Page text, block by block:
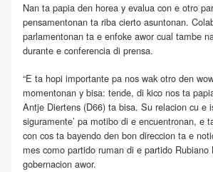
Nan ta papia den horea y evalua con e otro
pensamentonan ta riba cierto asuntonan.
parlamentonan ta e enfoke awor cual tambe
durante e conferencia di prensa.
“E ta hopi importante pa nos wak otro den
momentonan y bisa: tende, di kico nos ta
Antje Diertens (D66) ta bisa. Su relacion cu e
siguramente’ pa motibo di e encuentronan, e
con cos ta bayendo den bon direccion ta e
mes como partido ruman di e partido
gobernacion awor.